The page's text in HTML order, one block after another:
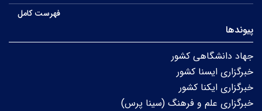
فهرست کامل
پیوندها
جهاد دانشگاهی کشور
خبرگزاری ایسنا کشور
خبرگزاری ایکنا کشور
خبرگزاری علم و فرهنگ (سینا پرس)